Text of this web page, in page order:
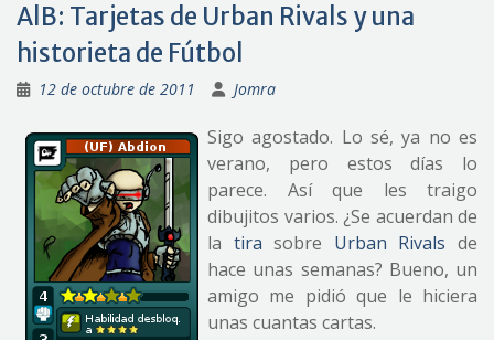
AlB: Tarjetas de Urban Rivals y una
historieta de Fútbol
12 de octubre de 2011 Jomra
Sigo agostado. Lo sé, ya no es
verano, pero estos días lo
parece. Así que les traigo
dibujitos varios. ¿Se acuerdan de
la tira sobre Urban Rivals de
hace unas semanas? Bueno, un
amigo me pidió que le hiciera
unas cuantas cartas.